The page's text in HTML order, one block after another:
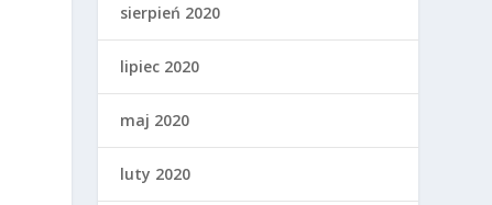
sierpień 2020
lipiec 2020
maj 2020
luty 2020